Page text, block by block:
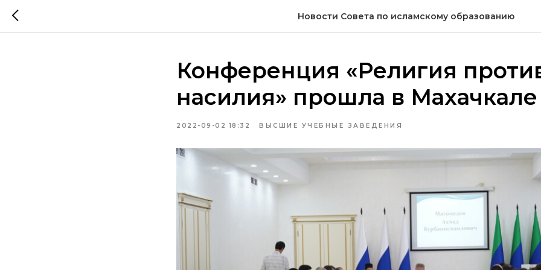
Новости Совета по исламскому образованию
Конференция «Религия
насилия» прошла в Махачкале
2022-09-02 18:32 ВЫСШИЕ УЧЕБНЫЕ ЗАВЕДЕНИЯ